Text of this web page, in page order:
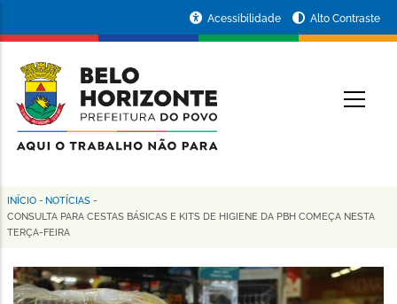
conteúdo
principal
da
Prefeitura
de
Horizonte
Acessibilidade Alto Contraste
Trilha
de
navegação
INÍCIO - NOTÍCIAS -
CONSULTA PARA CESTAS BÁSICAS E KITS DE HIGIENE DA PBH COMEÇA NESTA
TERÇA-FEIRA